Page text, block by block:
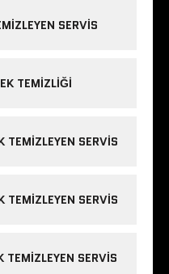
SERVIS
TEMIZLIĞI
TEMIZLEYEN SERVIS
TEMIZLEYEN SERVIS
TEMIZLEYEN SERVIS